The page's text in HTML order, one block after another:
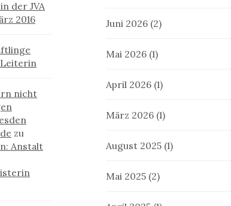
der JVA
2016
nicht
zu
Anstalt
Juni 2026 (2)
Mai 2026 (1)
April 2026 (1)
März 2026 (1)
August 2025 (1)
Mai 2025 (2)